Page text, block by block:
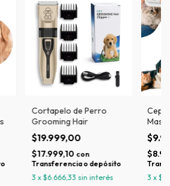
Cortapelo de Perro
Grooming Hair
$19.999,00
$17.999,10 con
Transferencia o depósito
3 x$6.666,33 sin interés
3 x